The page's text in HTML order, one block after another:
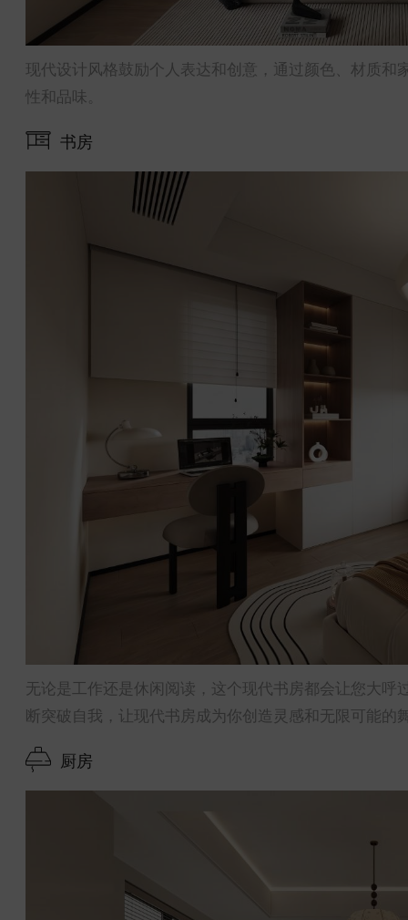
现代设计风格鼓励个人表达和创意，通过颜色、材质
性和品味。
书房
无论是工作还是休闲阅读，这个现代书房都会让您大
断突破自我，让现代书房成为你创造灵感和无限可能的
厨房